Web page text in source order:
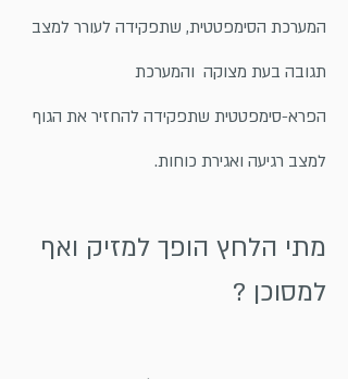
המערכת הסימפטטית, שתפקידה לעורר למצב
תגובה בעת מצוקה והמערכת
הפרא-סימפטטית שתפקידה להחזיר את הגוף
למצב רגיעה ואגירת כוחות.
מתי הלחץ הופך למזיק ואף
למסוכן ?